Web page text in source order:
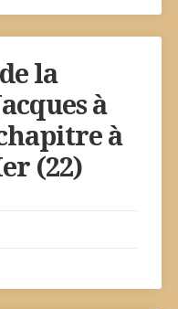
la
à
à
(22)